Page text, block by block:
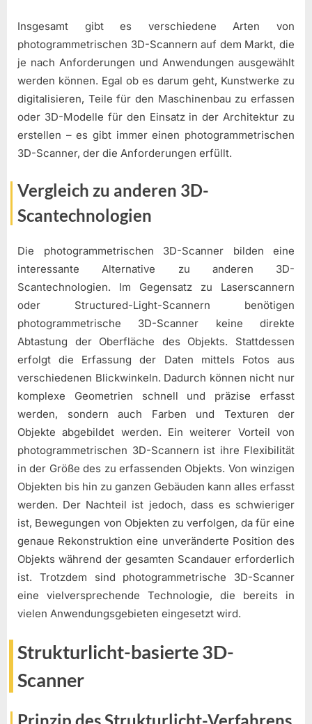
Insgesamt gibt es verschiedene Arten von
photogrammetrischen 3D-Scannern auf dem Markt, die
je nach Anforderungen und Anwendungen ausgewählt
werden können. Egal ob es darum geht, Kunstwerke zu
digitalisieren, Teile für den Maschinenbau zu erfassen
oder 3D-Modelle für den Einsatz in der Architektur zu
erstellen – es gibt immer einen photogrammetrischen
3D-Scanner, der die Anforderungen erfüllt.
Vergleich zu anderen 3D-
Scantechnologien
Die photogrammetrischen 3D-Scanner bilden eine
interessante Alternative zu anderen 3D-
Scantechnologien. Im Gegensatz zu Laserscannern
oder Structured-Light-Scannern benötigen
photogrammetrische 3D-Scanner keine direkte
Abtastung der Oberfläche des Objekts. Stattdessen
erfolgt die Erfassung der Daten mittels Fotos aus
verschiedenen Blickwinkeln. Dadurch können nicht nur
komplexe Geometrien schnell und präzise erfasst
werden, sondern auch Farben und Texturen der
Objekte abgebildet werden. Ein weiterer Vorteil von
photogrammetrischen 3D-Scannern ist ihre Flexibilität
in der Größe des zu erfassenden Objekts. Von winzigen
Objekten bis hin zu ganzen Gebäuden kann alles erfasst
werden. Der Nachteil ist jedoch, dass es schwieriger
ist, Bewegungen von Objekten zu verfolgen, da für eine
genaue Rekonstruktion eine unveränderte Position des
Objekts während der gesamten Scandauer erforderlich
ist. Trotzdem sind photogrammetrische 3D-Scanner
eine vielversprechende Technologie, die bereits in
vielen Anwendungsgebieten eingesetzt wird.
Strukturlicht-basierte 3D-
Scanner
Prinzip des Strukturlicht-Verfahrens